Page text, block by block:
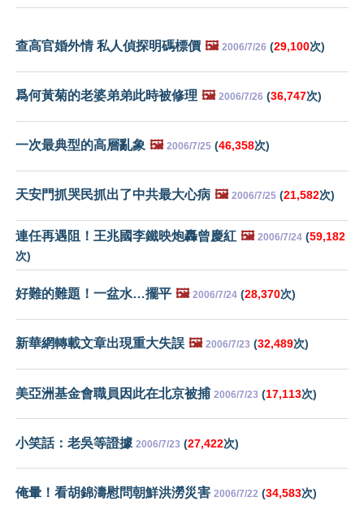
查高官婚外情 私人偵探明碼標價 🖼️ 2006/7/26 (29,100次)
爲何黃菊的老婆弟弟此時被修理 🖼️ 2006/7/26 (36,747次)
一次最典型的高層亂象 🖼️ 2006/7/25 (46,358次)
天安門抓哭民抓出了中共最大心病 🖼️ 2006/7/25 (21,582次)
連任再遇阻！王兆國李鐵映炮轟曾慶紅 🖼️ 2006/7/24 (59,182
次)
好難的難題！一盆水…擺平 🖼️ 2006/7/24 (28,370次)
新華網轉載文章出現重大失誤 🖼️ 2006/7/23 (32,489次)
美亞洲基金會職員因此在北京被捕 2006/7/23 (17,113次)
小笑話：老吳等證據 2006/7/23 (27,422次)
俺暈！看胡錦濤慰問朝鮮洪澇災害 2006/7/22 (34,583次)